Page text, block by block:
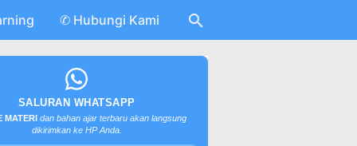
✆ Hubungi Kami
SALURAN WHATSAPP
MATERI dan bahan ajar terbaru akan langsung
dikirimkan ke HP Anda.